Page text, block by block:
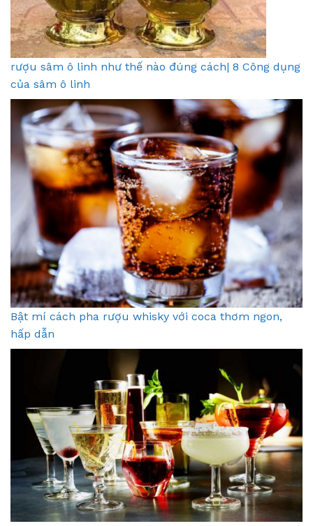
rượu sâm ô linh như thế nào đúng cách| 8 Công dụng
của sâm ô linh
Bật mí cách pha rượu whisky với coca thơm ngon,
hấp dẫn